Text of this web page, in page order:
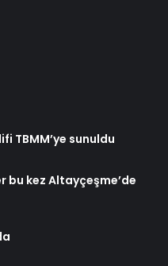
TBMM’ye sunuldu
bu kez Altayçeşme’de